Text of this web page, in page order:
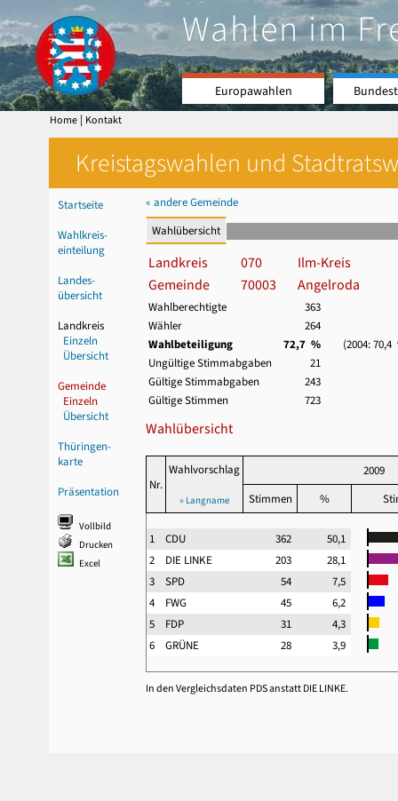
Wahlen im
Europawahlen
Home | Kontakt
Kreistagswahlen und
Startseite
Wahlkreis-
einteilung
Landes-
übersicht
Landkreis
Einzeln
Übersicht
Gemeinde
Einzeln
Übersicht
Thüringen-
karte
Präsentation
Vollbild
Drucken
Excel
« andere Gemeinde
Wahlübersicht
Landkreis 070
Ilm-Kreis
Gemeinde
70003 Angelroda
Wahlberechtigte
363
Wähler
264
Wahlbeteiligung
72,7 %
(2004: 70,4
Ungültige Stimmabgaben
21
Gültige Stimmabgaben
243
Gültige Stimmen
723
Wahlübersicht
Nr.
Wahlvorschlag
» Langname
2009
Stimmen
%
1 CDU 362
50,1
2 DIE LINKE 203
28,1
3 SPD 54
7,5
4 FWG 45
6,2
5 FDP 31
4,3
6 GRÜNE 28 3,9
In den Vergleichsdaten PDS anstatt DIE LINKE.